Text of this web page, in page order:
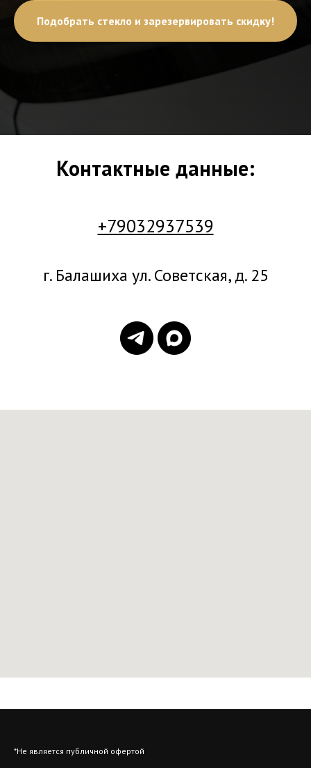
Подобрать стекло и зарезервировать скидку!
Контактные данные:
+79032937539
г. Балашиха ул. Советская, д. 25
*Не является публичной офертой